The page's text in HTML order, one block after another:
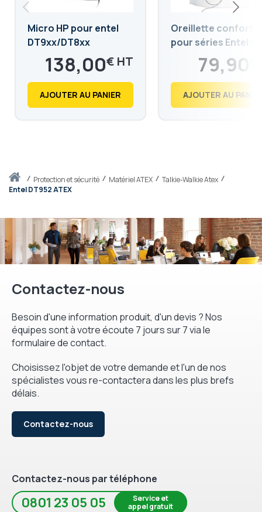
Accueilprotection et sécurité Matériel ATEX
Talkie-Walkie Atex
Entel DT952 ATEX
Micro HP pour entel
DT9xx/DT8xx
138,00€
165,60
AJOUTER AU PANIER
Oreillette confort
pour séries Entel
DT8, DT579,90
95,88
AJOUTER AU
Contactez-nous
Besoin d'une information produit, d'un devis ? Nos
équipes sont à votre écoute 7 jours sur 7 via le
formulaire de contact.
Choisissez l'objet de votre demande et l'un de nos
spécialistes vous re-contactera dans les plus brefs
délais.
Contactez-nous
Contactez-nous par téléphone
0801 23 05 05
Service et
appel gratuit